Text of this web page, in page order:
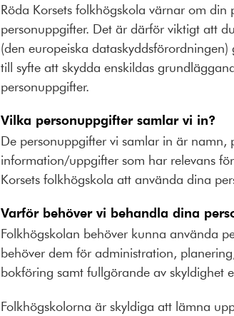
Röda Korsets folkhögskola värnar om
personuppgifter. Det är därför viktigt att
(den europeiska
till syfte att skydda enskildas
personuppgifter.
Vilka personuppgifter samlar vi in?
De personuppgifter vi samlar in är namn,
information/uppgifter som har relevans
Korsets folkhögskola att använda dina
Varför behöver vi behandla dina
Folkhögskolan behöver kunna använda
behöver dem för administration,
bokföring samt fullgörande av skyldighet
Folkhögskolorna är skyldiga att lämna